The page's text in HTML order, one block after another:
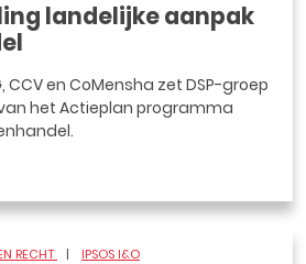
landelijke aanpak
CCV en CoMensha zet DSP-groep
het Actieplan programma
RECHT IPSOS I&O